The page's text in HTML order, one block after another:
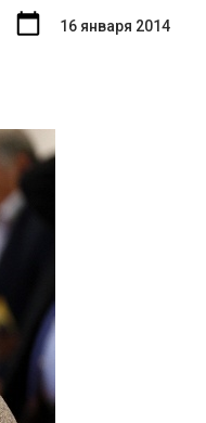
16 января 2014